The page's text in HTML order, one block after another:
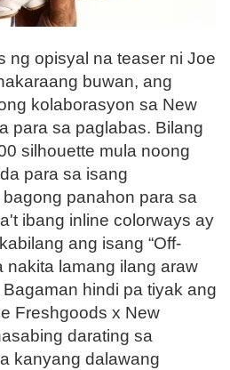
ng opisyal na teaser ni Joe
buwan, ang
kolaborasyon sa New
para sa paglabas. Bilang
silhouette mula noong
para sa isang
panahon para sa
ibang inline colorways ay
ang isang “Off-
nakita lamang ilang araw
hindi pa tiyak ang
Freshgoods x New
darating sa
kanyang dalawang